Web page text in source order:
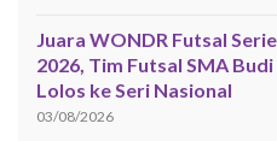
Juara WONDR Futsal
2026, Tim Futsal SMA
Lolos ke Seri Nasional
03/08/2026